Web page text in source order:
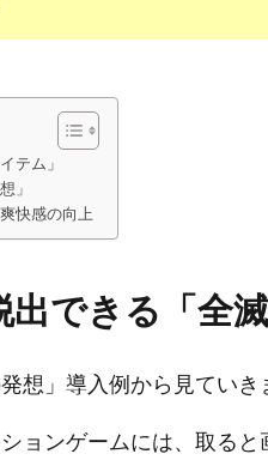
テム」
」
快感の向上
できる「全
想」導入例から見ていき
ョンゲームには、取る